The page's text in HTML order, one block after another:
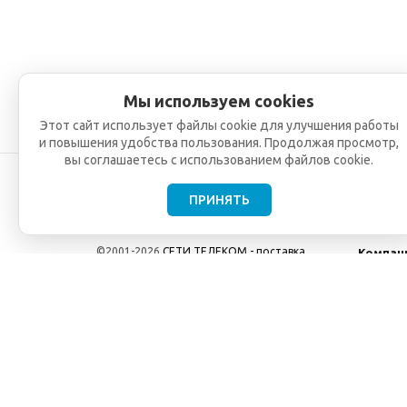
©2001-2026 СЕТИ ТЕЛЕКОМ - поставка,
Мы используем cookies
Этот сайт использует файлы cookie для улучшения работы
и повышения удобства пользования. Продолжая просмотр,
вы соглашаетесь с использованием файлов cookie.
ПРИНЯТЬ